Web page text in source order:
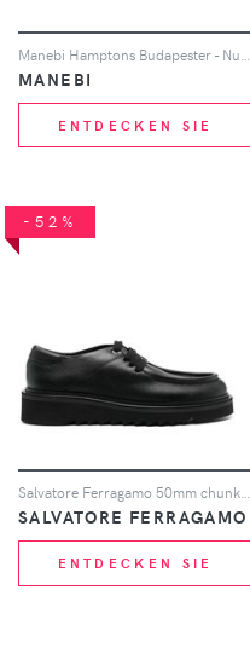
MANEBI
ENTDECKEN SIE
-52%
Salvatore Ferragamo 50mm chunky lace-up Oxford shoes - Schwarz
SALVATORE FERRAGAMO
ENTDECKEN SIE